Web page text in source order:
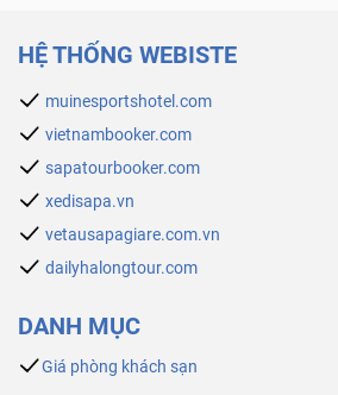
HỆ THỐNG WEBISTE
muinesportshotel.com
vietnambooker.com
sapatourbooker.com
xedisapa.vn
vetausapagiare.com.vn
dailyhalongtour.com
DANH MỤC
Giá phòng khách sạn